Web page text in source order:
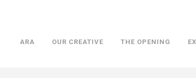
ARA OUR CREATIVE THE OPENING